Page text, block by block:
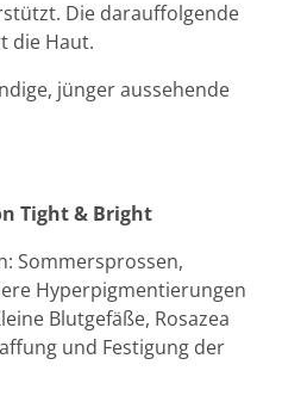
Die darauffolgende
die Haut.
jünger aussehende
Tight & Bright
Sommersprossen,
Hyperpigmentierungen
Blutgefäße, Rosazea
und Festigung der